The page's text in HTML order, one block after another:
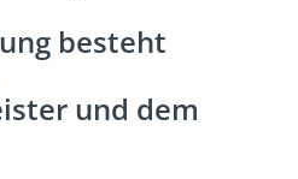
besteht
und dem